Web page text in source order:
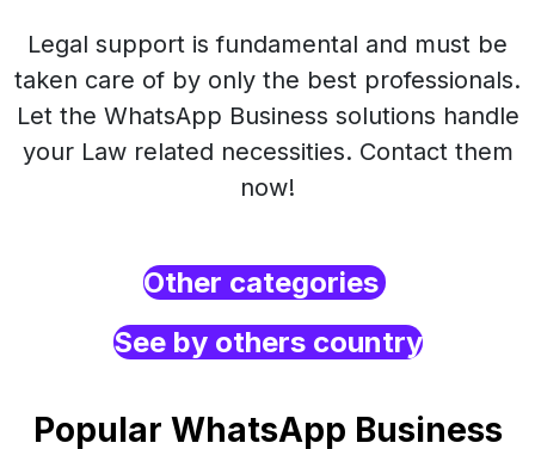
Legal support is fundamental and must be
taken care of by only the best professionals.
Let the WhatsApp Business solutions handle
your Law related necessities. Contact them
now!
Other categories
See by others country
Popular WhatsApp Business